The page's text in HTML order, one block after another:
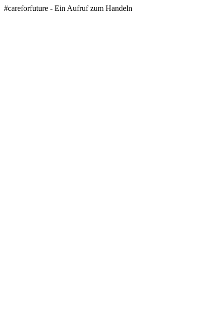
#careforfuture - Ein Aufruf zum Handeln